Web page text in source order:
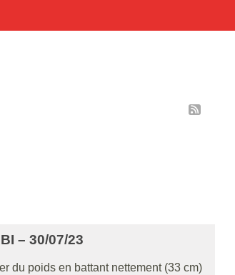
– 30/07/23
du poids en battant nettement (33 cm)